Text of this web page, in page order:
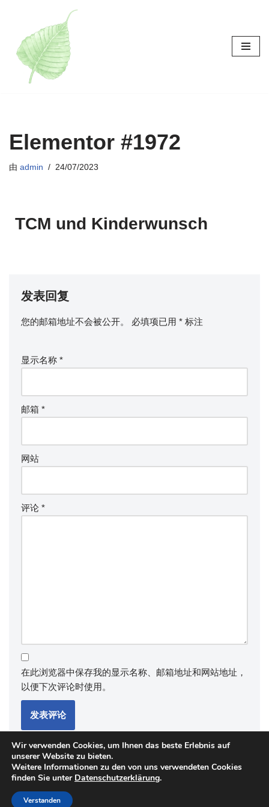
至
Elementor #1972
由 admin 24/07/2023
TCM und Kinderwunsch
发表回复
您的邮箱地址不会被公开。 必填项已用 * 标注
显示名称 *
邮箱 *
网站
评论 *
在此浏览器中保存我的显示名称、邮箱地址和网站地址，
以便下次评论时使用。
Wir verwenden Cookies, um Ihnen das beste Erlebnis auf
unserer Website zu bieten.
Weitere Informationen zu den von uns verwendeten Cookies
finden Sie unter Datenschutzerklärung.
Verstanden